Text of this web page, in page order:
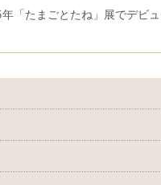
「たまごとたね」展でデビ